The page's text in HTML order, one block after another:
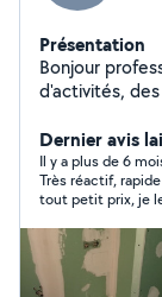
Présentation
Bonjour
d'activités,
envergure,
Dernier avis
Il y a plus de 6
Très réactif,
tout petit prix, je